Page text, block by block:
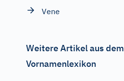
Vene
Weitere Artikel aus dem
Vornamenlexikon